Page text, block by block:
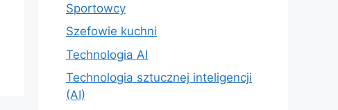
Sportowcy
Szefowie kuchni
Technologia AI
Technologia sztucznej inteligencji
(AI)